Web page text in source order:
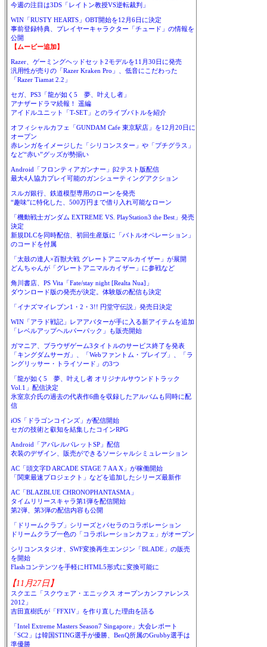
今週の注目は3DS「レイトン教授VS逆転裁判」
WIN「RUSTY HEARTS」OBT開始を12月6日に決定
事前登録特典、プレイヤーキャラクター「チュード」の情報を
公開
【ムービー追加】
Razer、ゲーミングヘッドセット2モデルを11月30日に発売
汎用性が売りの「Razer Kraken Pro」、低音にこだわった
「Razer Tiamat 2.2」
セガ、PS3「龍が如く5 夢、叶えし者」
アナザードラマ続報！ 遥編
アイドルユニット「T-SET」とのライブバトルを紹介
オフィシャルカフェ「GUNDAM Cafe 東京駅店」を12月20日に
オープン
赤レンガをイメージした「シリコンスター」や「プチグラス」
など“赤い”グッズが勢揃い
Android「フロンティアガンナー」β2テスト版配信
最大4人協力プレイ可能のガンシューティングアクション
スルガ銀行、鉄道模型専用のローンを発売
“趣味”に特化した、500万円まで借り入れ可能なローン
「機動戦士ガンダム EXTREME VS. PlayStation3 the Best」発売
決定
新規DLCを同時配信、初回生産版に「バトルオペレーション」
のコードを付属
「太鼓の達人×百獣大戦 グレートアニマルカイザー」が展開
どんちゃんが「グレートアニマルカイザー」に参戦など
角川書店、PS Vita「Fate/stay night [Realta Nua]」
ダウンロード版の発売が決定。体験版の配信も決定
「イナズマイレブン1・2・3!! 円堂守伝説」発売日決定
WIN「アラド戦記」レアアバターが手に入る新アイテムを追加
「レベルアップヘルパーパック」も販売開始
ガマニア、ブラウザゲーム3タイトルのサービス終了を発表
「キングダムサーガ」、「Webファントム・ブレイブ」、「ラ
ングリッサー・トライソード」の3つ
「龍が如く5 夢、叶えし者 オリジナルサウンドトラック
Vol.1」配信決定
氷室京介氏の過去の代表作6曲を収録したアルバムも同時に配
信
iOS「ドラゴンコインズ」が配信開始
セガの技術と叡知を結集したコインRPG
Android「アパレルパレットSP」配信
衣装のデザイン、販売ができるソーシャルシミュレーション
AC「頭文字D ARCADE STAGE 7 AA X」が稼働開始
「関東最速プロジェクト」などを追加したシリーズ最新作
AC「BLAZBLUE CHRONOPHANTASMA」
タイムリリースキャラ第1弾を配信開始
第2弾、第3弾の配信内容も公開
「ドリームクラブ」シリーズとパセラのコラボレーション
ドリームクラブ一色の「コラボレーションカフェ」がオープン
シリコンスタジオ、SWF変換再生エンジン「BLADE」の販売
を開始
Flashコンテンツを手軽にHTML5形式に変換可能に
【11月27日】
スクエニ「スクウェア・エニックス オープンカンファレンス
2012」
吉田直樹氏が「FFXIV」を作り直した理由を語る
「Intel Extreme Masters Season7 Singapore」大会レポート
「SC2」は韓国STING選手が優勝、BenQ所属のGrubby選手は
準優勝